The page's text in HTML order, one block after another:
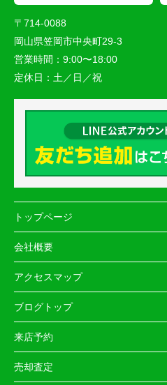
〒714-0088
岡山県笠岡市中央町29-3
営業時間： 9:00〜18:00
定休日： 土／日／祝
トップページ
会社概要
アクセスマップ
ブログトップ
来店予約
売却査定